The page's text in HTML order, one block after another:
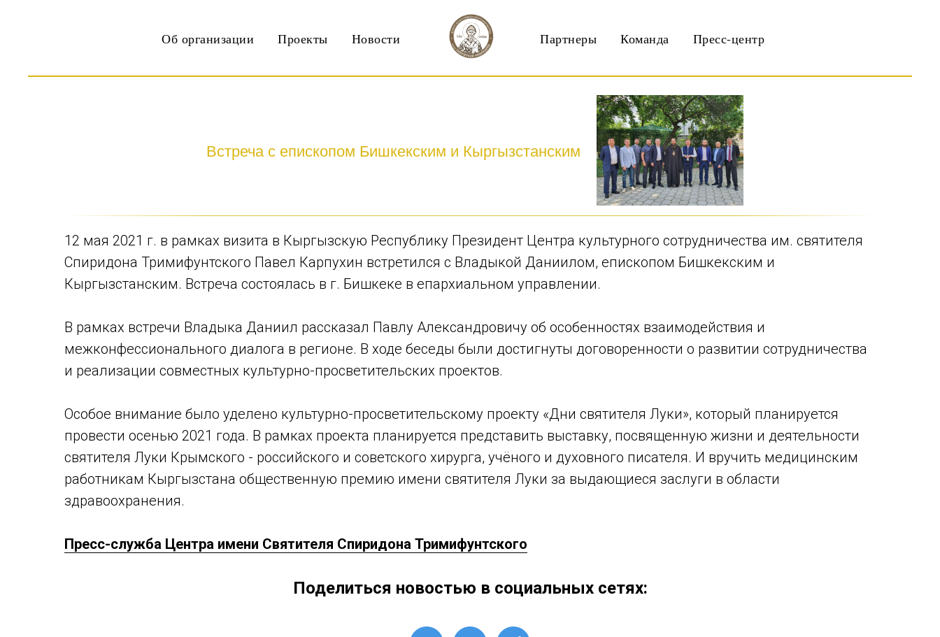
Об организации Проекты Новости Партнеры Команда Пресс-центр
Встреча с епископом Бишкекским и Кыргызстанским
12 мая 2021 г. в рамках визита в Кыргызскую Республику Президент Центра культурного сотрудничества им. святителя
Спиридона Тримифунтского Павел Карпухин встретился с Владыкой Даниилом, епископом Бишкекским и
Кыргызстанским. Встреча состоялась в г. Бишкеке в епархиальном управлении.
В рамках встречи Владыка Даниил рассказал Павлу Александровичу об особенностях взаимодействия и
межконфессионального диалога в регионе. В ходе беседы были достигнуты договоренности о развитии сотрудничества
и реализации совместных культурно-просветительских проектов.
Особое внимание было уделено культурно-просветительскому проекту «Дни святителя Луки», который планируется
провести осенью 2021 года. В рамках проекта планируется представить выставку, посвященную жизни и деятельности
святителя Луки Крымского - российского и советского хирурга, учёного и духовного писателя. И вручить медицинским
работникам Кыргызстана общественную премию имени святителя Луки за выдающиеся заслуги в области
здравоохранения.
Пресс-служба Центра имени Святителя Спиридона Тримифунтского
Поделиться новостью в социальных сетях: